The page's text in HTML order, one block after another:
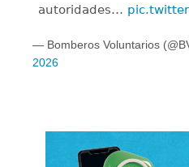
autoridades…
— Bomberos Voluntarios
2026